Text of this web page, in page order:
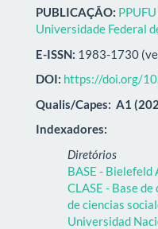
PUBLICAÇÃO:
Universidade Federal
E-ISSN: 1983-1730
DOI: https://doi.org/
Qualis/Capes: A1
Indexadores:
Diretórios
BASE - Bielefeld
CLASE - Base
de ciencias
Universidad